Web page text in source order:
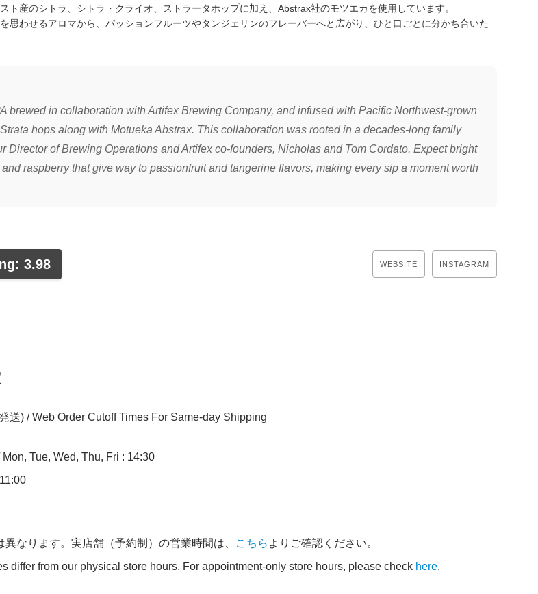
ト産のシトラ、シトラ・クライオ、ストラータホップに加え、Abstrax社のモツエカを使用しています。
思わせるアロマから、パッションフルーツやタンジェリンのフレーバーへと広がり、ひと口ごとに分かち合いた
brewed in collaboration with Artifex Brewing Company, and infused with Pacific Northwest-grown
hops along with Motueka Abstrax. This collaboration was rooted in a decades-long family
Director of Brewing Operations and Artifex co-founders, Nicholas and Tom Cordato. Expect bright
raspberry that give way to passionfruit and tangerine flavors, making every sip a moment worth
3.98 WEBSITE INSTAGRAM
送) / Web Order Cutoff Times For Same-day Shipping
Tue, Wed, Thu, Fri : 14:30
なります。実店舗（予約制）の営業時間は、 こちら よりご確認ください。
differ from our physical store hours. For appointment-only store hours, please check here.